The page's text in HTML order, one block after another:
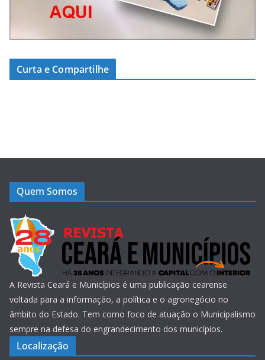
Curta e Compartilhe
Quem Somos
A Revista Ceará e Municípios é uma publicação cearense
voltada para a informação, a política e o agronegócio no
âmbito do Estado. Tem como foco de atuação o Municipalismo
sempre na defesa do engrandecimento dos municípios.
Localização